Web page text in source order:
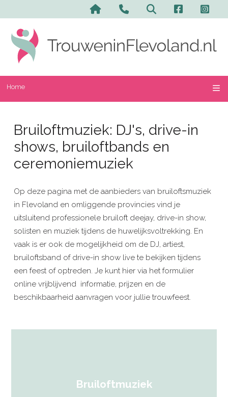
Home
Bruiloftmuziek: DJ's, drive-in
shows, bruiloftbands en
ceremoniemuziek
Op deze pagina met de aanbieders van bruiloftsmuziek
in Flevoland en omliggende provincies vind je
uitsluitend professionele bruiloft deejay, drive-in show,
solisten en muziek tijdens de huwelijksvoltrekking. En
vaak is er ook de mogelijkheid om de DJ, artiest,
bruiloftsband of drive-in show live te bekijken tijdens
een feest of optreden. Je kunt hier via het formulier
online vrijblijvend informatie, prijzen en de
beschikbaarheid aanvragen voor jullie trouwfeest.
Bruiloftmuziek